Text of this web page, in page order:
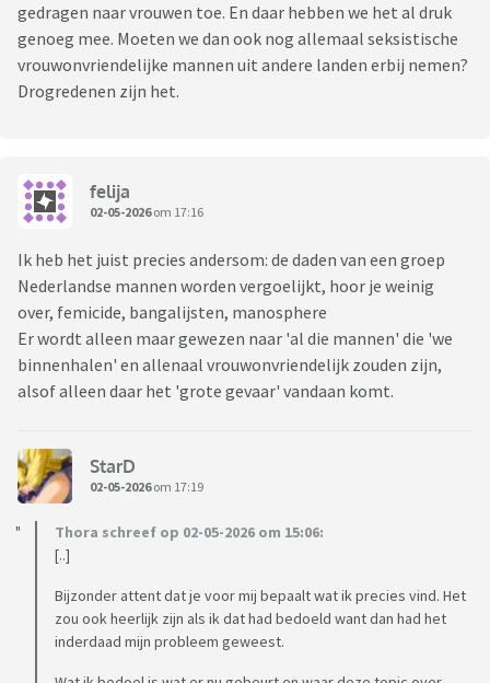
gedragen naar vrouwen toe. En daar hebben we het al druk
genoeg mee. Moeten we dan ook nog allemaal seksistische
vrouwonvriendelijke mannen uit andere landen erbij nemen?
Drogredenen zijn het.
felija
02-05-2026om 17:16
Ik heb het juist precies andersom: de daden van een groep
Nederlandse mannen worden vergoelijkt, hoor je weinig
over, femicide, bangalijsten, manosphere
Er wordt alleen maar gewezen naar 'al die mannen' die 'we
binnenhalen' en allenaal vrouwonvriendelijk zouden zijn,
alsof alleen daar het 'grote gevaar' vandaan komt.
StarD
02-05-2026om 17:19
Thora schreef op 02-05-2026 om 15:06:
[..]
Bijzonder attent dat je voor mij bepaalt wat ik precies vind. Het
zou ook heerlijk zijn als ik dat had bedoeld want dan had het
inderdaad mijn probleem geweest.